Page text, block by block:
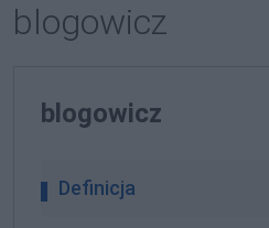
blogowicz
blogowicz
Definicja